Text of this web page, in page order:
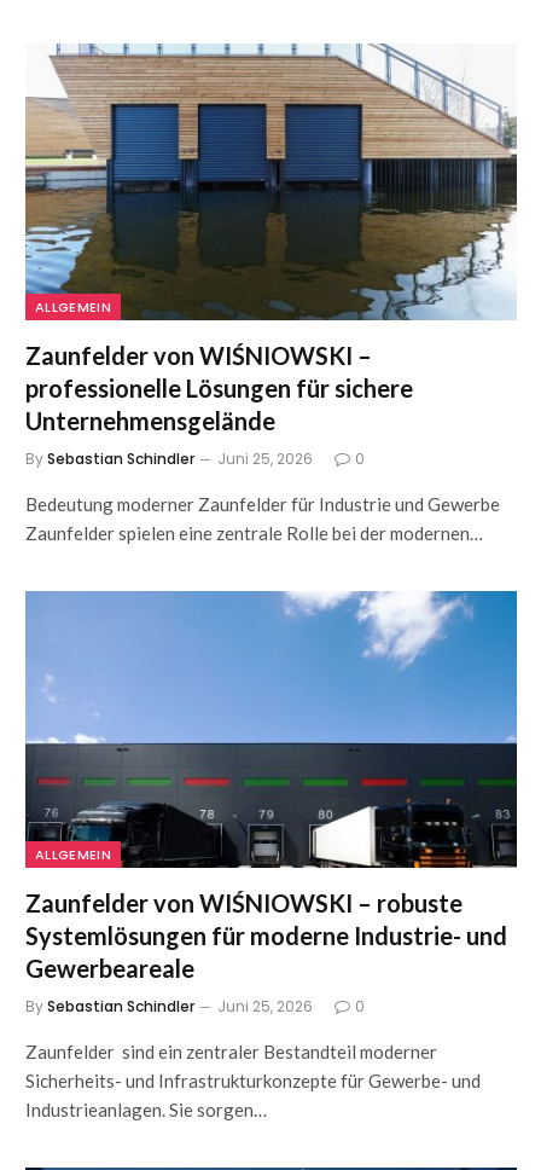
ALLGEMEIN
Zaunfelder von WIŚNIOWSKI –
professionelle Lösungen für sichere
Unternehmensgelände
BySebastian Schindler Juni 25, 2026 0
Bedeutung moderner Zaunfelder für Industrie und Gewerbe
Zaunfelder spielen eine zentrale Rolle bei der modernen…
ALLGEMEIN
Zaunfelder von WIŚNIOWSKI – robuste
Systemlösungen für moderne Industrie- und
Gewerbeareale
BySebastian Schindler Juni 25, 2026 0
Zaunfelder sind ein zentraler Bestandteil moderner
Sicherheits- und Infrastrukturkonzepte für Gewerbe- und
Industrieanlagen. Sie sorgen…